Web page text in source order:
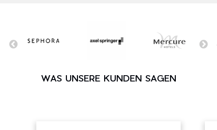
WAS UNSERE KUNDEN SAGEN